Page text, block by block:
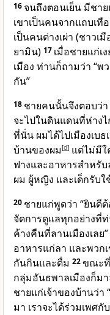
16 จนถึงตอนเย็น มีชา
เขาเป็นคนจากแถบเทื
เป็นคนต่างเผ่า (ชาวเ
ยามิน) 17 เมื่อชายแก่เ
เมือง ท่านก็ถามว่า “
กัน”
18 ชายคนนั้นจึงตอบว่า
จะไปในดินแดนที่ห่าง
ที่นั่น ผมได้ไปเมืองเบ
บ้านของผม[d] แต่ไม่มีใ
ฟางและอาหารสำหรั
ผม ผู้หญิง และเด็กรับใ
20 ชายแก่พูดว่า “ยินดี
จัดการดูแลทุกอย่างที่
ค้างคืนที่ลานเมืองเลย”
อาหารแก่ลา และพวก
กันกินและดื่ม 22ขณะที่
กลุ่มอันธพาลเมืองก็ม
ชายแก่เจ้าของบ้านว่
มา เราจะได้ร่วมเพศกั